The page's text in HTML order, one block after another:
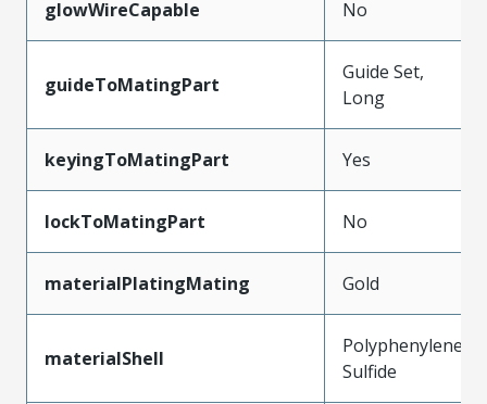
glowWireCapable No
guideToMatingPart
Guide Set,
Long
keyingToMatingPart Yes
lockToMatingPart No
materialPlatingMating Gold
materialShell
Polyphenylene
Sulfide